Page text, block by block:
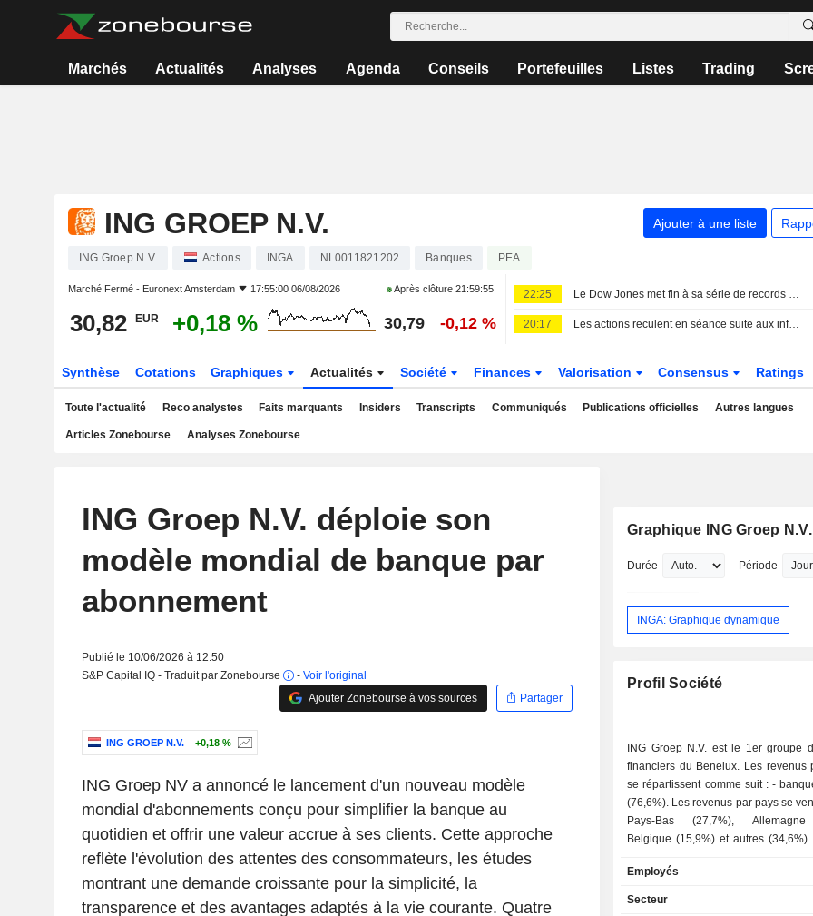
Marchés Actualités Analyses Agenda Conseils Portefeuilles Listes Trading
ING GROEP N.V. Ajouter à une liste
ING Groep N.V. Actions INGA NL0011821202 Banques PEA
Marché Fermé - Euronext Amsterdam 17:55:00 06/08/2026 Après clôture 21:59:55
30,82 EUR +0,18 % 30,79 -0,12 %
22:25 Le Dow Jones met fin à sa série de records après des informations sur un projet de restriction dans le détroit d'Ormuz
20:17 Les actions reculent en séance suite aux informations sur un projet de restriction du détroit d'Ormuz
Synthèse Cotations Graphiques Actualités Société Finances Valorisation Consensus Ratings
Toute l'actualité Reco analystes Faits marquants Insiders Transcripts Communiqués Publications officielles Autres langues
Articles Zonebourse Analyses Zonebourse
ING Groep N.V. déploie son
modèle mondial de banque par
abonnement
Publié le 10/06/2026 à 12:50
S&P Capital IQ - Traduit par Zonebourse
- Voir l'original
Ajouter Zonebourse à vos sources
Partager
ING GROEP N.V. +0,18 %
ING Groep NV a annoncé le lancement d'un nouveau modèle
mondial d'abonnements conçu pour simplifier la banque au
quotidien et offrir une valeur accrue à ses clients. Cette approche
reflète l'évolution des attentes des consommateurs, les études
montrant une demande croissante pour la simplicité, la
transparence et des avantages adaptés à la vie courante. Quatre
Graphique ING Groep N.V.
Durée Période
INGA: Graphique dynamique
Profil Société
ING Groep N.V. est le 1er groupe
financiers du Benelux. Les revenus
se répartissent comme suit : - banque de détail
(76,6%). Les revenus par pays se
Pays-Bas (27,7%),
Belgique (15,9%) et autres (34,6%) ; -
groupe gère 721,4 MdsEUR
dépôts et 721,7 MdsEUR d'encours
Employés
Secteur